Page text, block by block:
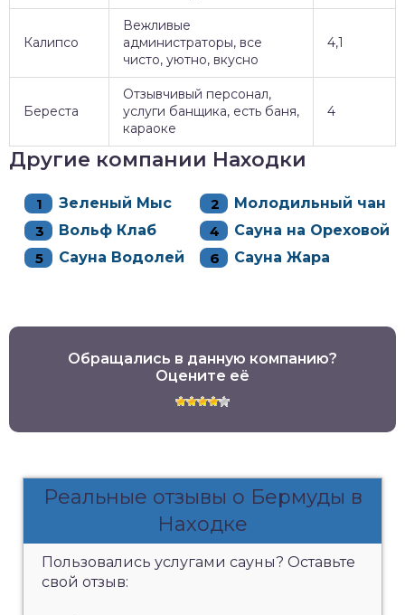
Калипсо
Вежливые
администраторы, все
чисто, уютно, вкусно
4,1
Береста
Отзывчивый персонал,
услуги банщика, есть баня,
караоке
4
Другие компании Находки
Зеленый Мыс
Молодильный чан
Вольф Клаб
Сауна на Ореховой
Сауна Водолей
Сауна Жара
Обращались в данную компанию?
Оцените её
Реальные отзывы о Бермуды в
Находке
Пользовались услугами сауны? Оставьте
свой отзыв: